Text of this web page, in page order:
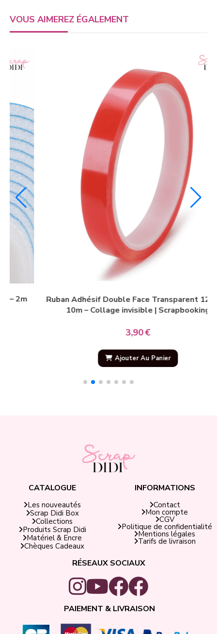
VOUS AIMEREZ ÉGALEMENT
x
Ruban Adhésif Double Face Transparent 9mm x
10m – Collage invisible | Scrapbooking
€
Article hors stock
CATALOGUE
Les nouveautés
Scrap Didi Box
Collections
Produits Scrap Didi
Matériel & Encre
Chèques Cadeaux
INFORMATIONS
Contact
Mon compte
CGV
Politique de confidentialité
Mentions légales
Tarifs de livraison
RÉSEAUX SOCIAUX
PAIEMENT & LIVRAISON